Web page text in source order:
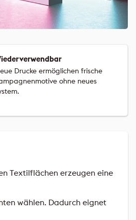
Drucke ermöglichen frische
ohne neues
Textilflächen erzeugen eine
wählen. Dadurch eignet